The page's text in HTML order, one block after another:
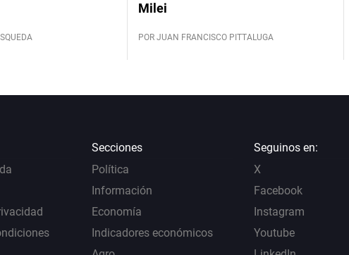
Milei
POR JUAN FRANCISCO PITTALUGA
Secciones
Política
Información
Economía
Indicadores económicos
Seguinos en:
X
Facebook
Instagram
Youtube